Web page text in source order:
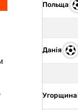
Польща
Данія
Угорщина